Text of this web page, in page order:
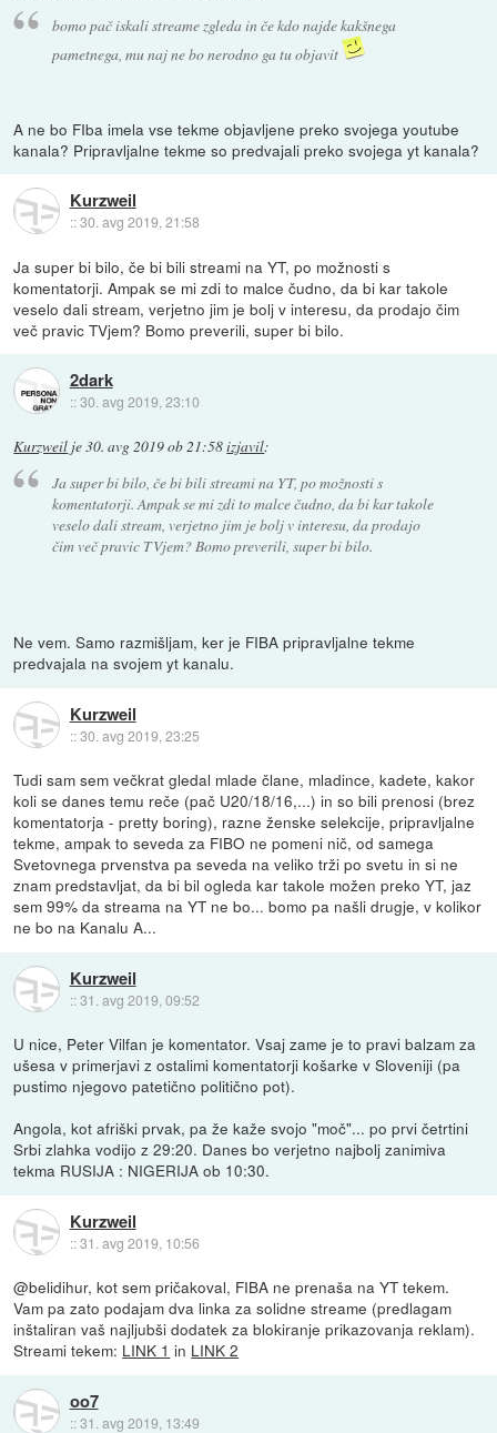
bomo pač iskali streame zgleda in če kdo najde kakšnega
pametnega, mu naj ne bo nerodno ga tu objavit
A ne bo FIba imela vse tekme objavljene preko svojega youtube
kanala? Pripravljalne tekme so predvajali preko svojega yt kanala?
Kurzweil
::30. avg 2019, 21:58
Ja super bi bilo, če bi bili streami na YT, po možnosti s
komentatorji. Ampak se mi zdi to malce čudno, da bi kar takole
veselo dali stream, verjetno jim je bolj v interesu, da prodajo čim
več pravic TVjem? Bomo preverili, super bi bilo.
2dark
::30. avg 2019, 23:10
Kurzweil je30. avg 2019 ob 21:58izjavil:
Ja super bi bilo, če bi bili streami na YT, po možnosti s
komentatorji. Ampak se mi zdi to malce čudno, da bi kar takole
veselo dali stream, verjetno jim je bolj v interesu, da prodajo
čim več pravic TVjem? Bomo preverili, super bi bilo.
Ne vem. Samo razmišljam, ker je FIBA pripravljalne tekme
predvajala na svojem yt kanalu.
Kurzweil
::30. avg 2019, 23:25
Tudi sam sem večkrat gledal mlade člane, mladince, kadete, kakor
koli se danes temu reče (pač U20/18/16,...) in so bili prenosi (brez
komentatorja - pretty boring), razne ženske selekcije, pripravljalne
tekme, ampak to seveda za FIBO ne pomeni nič, od samega
Svetovnega prvenstva pa seveda na veliko trži po svetu in si ne
znam predstavljat, da bi bil ogleda kar takole možen preko YT, jaz
sem 99% da streama na YT ne bo... bomo pa našli drugje, v kolikor
ne bo na Kanalu A...
Kurzweil
::31. avg 2019, 09:52
U nice, Peter Vilfan je komentator. Vsaj zame je to pravi balzam za
ušesa v primerjavi z ostalimi komentatorji košarke v Sloveniji (pa
pustimo njegovo patetično politično pot).
Angola, kot afriški prvak, pa že kaže svojo "moč"... po prvi četrtini
Srbi zlahka vodijo z 29:20. Danes bo verjetno najbolj zanimiva
tekma RUSIJA : NIGERIJA ob 10:30.
Kurzweil
::31. avg 2019, 10:56
@belidihur, kot sem pričakoval, FIBA ne prenaša na YT tekem.
Vam pa zato podajam dva linka za solidne streame (predlagam
inštaliran vaš najljubši dodatek za blokiranje prikazovanja reklam).
Streami tekem: LINK 1 in LINK 2
oo7
::31. avg 2019, 13:49